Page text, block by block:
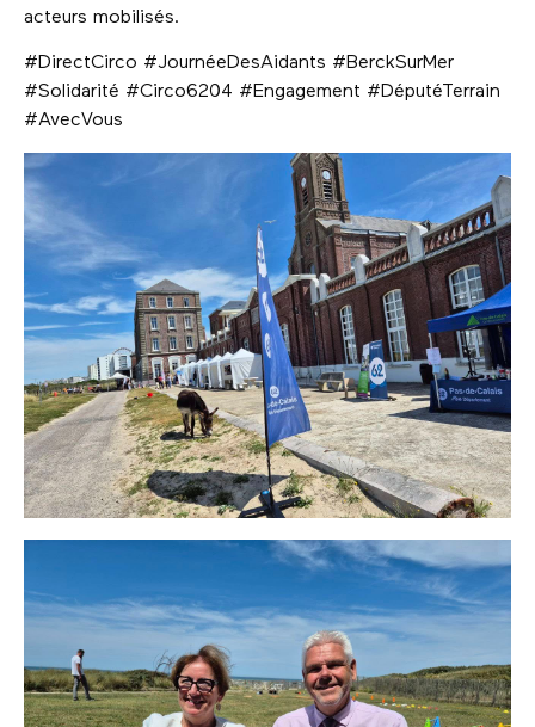
acteurs mobilisés.
#DirectCirco #JournéeDesAidants #BerckSurMer
#Solidarité #Circo6204 #Engagement #DéputéTerrain
#AvecVous